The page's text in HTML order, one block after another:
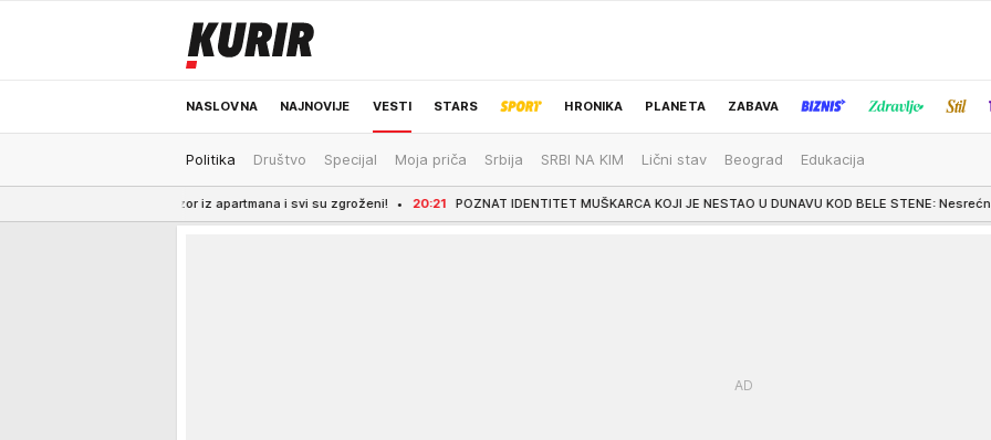
NASLOVNA NAJNOVIJE VESTI STARS HRONIKA PLANETA ZABAVA
ODRŽIVA BUDUĆNOST REGION NEWS IZBOR UREDNIKA
Politika Društvo Specijal Moja priča Srbija SRBI NA KIM Lični stav Beograd Edukacija
snimio prizor iz apartmana i svi su zgroženi! 20:21 POZNAT IDENTITET MUŠKARCA KOJI JE NESTAO U DUNAVU KOD BELE STENE: Nesrećna žena